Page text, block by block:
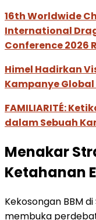
16th Worldwide
International
Conference 2026
Himel Hadirkan
Kampanye Global
FAMILIARITÉ:
dalam Sebuah
Menakar
Ketahanan
Kekosongan BBM
membuka